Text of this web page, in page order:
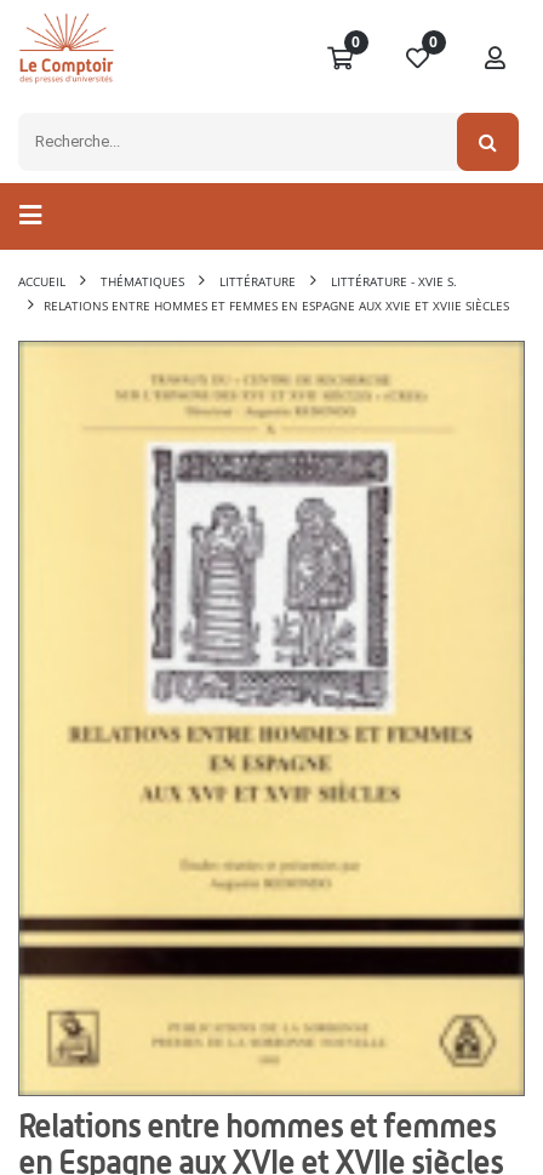
0 0
ACCUEIL THÉMATIQUES LITTÉRATURE
LITTÉRATURE - XVIE S.
RELATIONS ENTRE HOMMES ET FEMMES EN ESPAGNE AUX XVIE ET XVIIE SIÈCLES
Relations entre hommes et femmes
en Espagne aux XVIe et XVIIe siècles